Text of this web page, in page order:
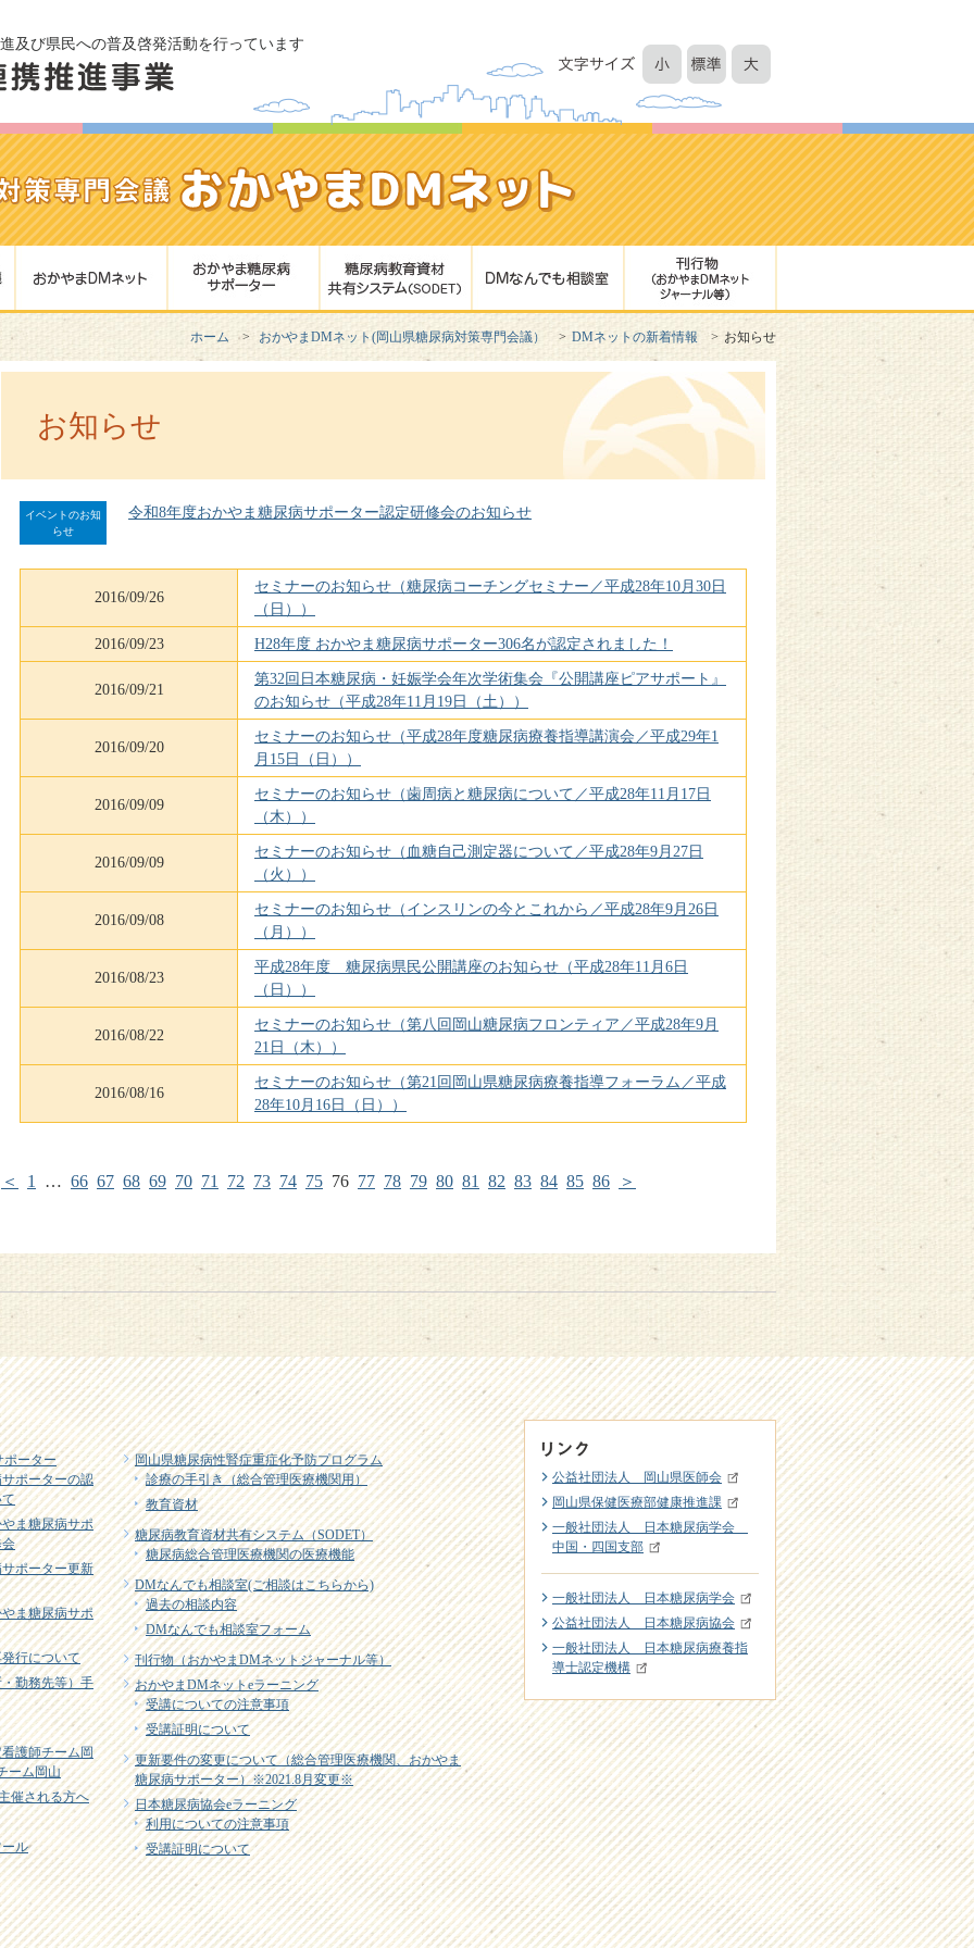
及び県民への普及啓発活動を行っています
ホーム おかやまDMネット(岡山県糖尿病対策専門会議） DMネットの新着情報 お知らせ
お知らせ
イベントのお知
らせ
令和8年度おかやま糖尿病サポーター認定研修会のお知らせ
2016/09/26
セミナーのお知らせ（糖尿病コーチングセミナー／平成28年10月30日
（日））
2016/09/23 H28年度 おかやま糖尿病サポーター306名が認定されました！
2016/09/21
第32回日本糖尿病・妊娠学会年次学術集会『公開講座ピアサポート』
のお知らせ（平成28年11月19日（土））
2016/09/20
セミナーのお知らせ（平成28年度糖尿病療養指導講演会／平成29年1
月15日（日））
2016/09/09
セミナーのお知らせ（歯周病と糖尿病について／平成28年11月17日
（木））
2016/09/09
セミナーのお知らせ（血糖自己測定器について／平成28年9月27日
（火））
2016/09/08
セミナーのお知らせ（インスリンの今とこれから／平成28年9月26日
（月））
2016/08/23
平成28年度 糖尿病県民公開講座のお知らせ（平成28年11月6日
（日））
2016/08/22
セミナーのお知らせ（第八回岡山糖尿病フロンティア／平成28年9月
21日（木））
2016/08/16
セミナーのお知らせ（第21回岡山県糖尿病療養指導フォーラム／平成
28年10月16日（日））
＜ 1 … 66 67 68 69 70 71 72 73 74 75 76 77 78 79 80 81 82 83 84 85 86 ＞
ポーター
ポーターの認
ま糖尿病サポ
ポーター更新
ま糖尿病サポ
行について
勤務先等）手
護師チーム岡
ーム岡山
催される方へ
ル
岡山県糖尿病性腎症重症化予防プログラム
診療の手引き（総合管理医療機関用）
教育資材
糖尿病教育資材共有システム（SODET）
糖尿病総合管理医療機関の医療機能
DMなんでも相談室(ご相談はこちらから)
過去の相談内容
DMなんでも相談室フォーム
刊行物（おかやまDMネットジャーナル等）
おかやまDMネットeラーニング
受講についての注意事項
受講証明について
更新要件の変更について（総合管理医療機関、おかやま
糖尿病サポーター）※2021.8月変更※
日本糖尿病協会eラーニング
利用についての注意事項
受講証明について
公益社団法人 岡山県医師会
岡山県保健医療部健康推進課
一般社団法人 日本糖尿病学会
中国・四国支部
一般社団法人 日本糖尿病学会
公益社団法人 日本糖尿病協会
一般社団法人 日本糖尿病療養指
導士認定機構